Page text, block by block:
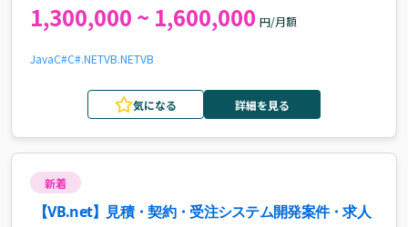
1,300,000 ~ 1,600,000 円/月額
JavaC#C#.NETVB.NETVB
気になる 詳細を見る
新着
【VB.net】見積・契約・受注システム開発案件・求人